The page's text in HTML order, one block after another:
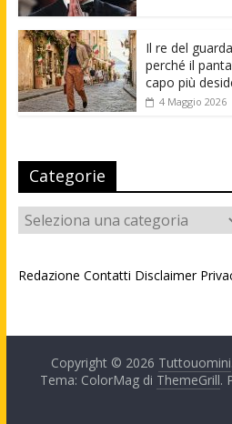
Il re del
perché il
capo più
4 Maggio 2026
Categorie
Categorie
Redazione Contatti Disclaimer
Copyright © 2026 Tuttouomini
Tema: ColorMag di ThemeGrill.